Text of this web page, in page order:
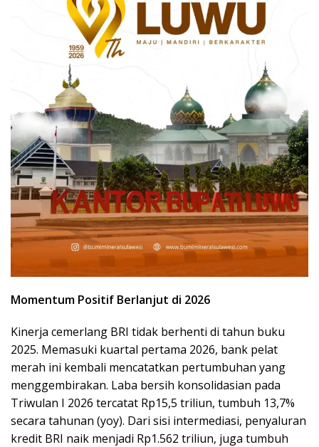
Momentum Positif Berlanjut di 2026
Kinerja cemerlang BRI tidak berhenti di tahun buku
2025. Memasuki kuartal pertama 2026, bank pelat
merah ini kembali mencatatkan pertumbuhan yang
menggembirakan. Laba bersih konsolidasian pada
Triwulan I 2026 tercatat Rp15,5 triliun, tumbuh 13,7%
secara tahunan (yoy). Dari sisi intermediasi, penyaluran
kredit BRI naik menjadi Rp1.562 triliun, juga tumbuh